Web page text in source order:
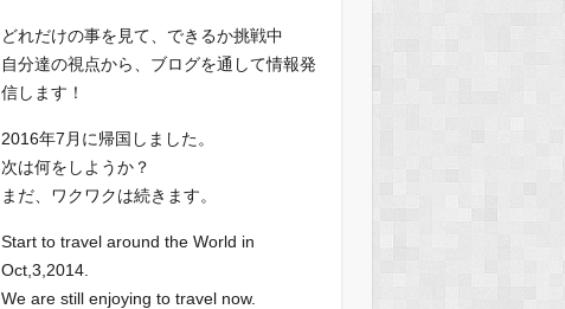
どれだけの事を見て、できるか挑戦中
自分達の視点から、ブログを通して情報発
信します！
2016年7月に帰国しました。
次は何をしようか？
まだ、ワクワクは続きます。
Start to travel around the World in
Oct,3,2014.
We are still enjoying to travel now.